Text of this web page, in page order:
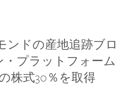
ンドの産地追跡ブロ
・プラットフォーム
の株式30％を取得